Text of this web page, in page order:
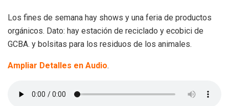
Los fines de semana hay shows y una feria de productos
orgánicos. Dato: hay estación de reciclado y ecobici de
GCBA. y bolsitas para los residuos de los animales.
Ampliar Detalles en Audio.